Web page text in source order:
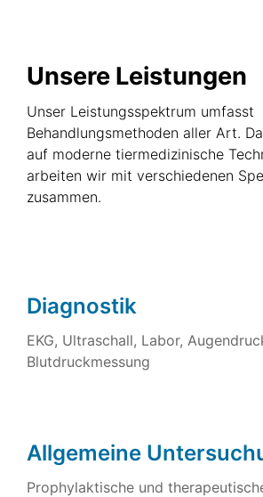
Unsere Leistungen
Unser Leistungsspektrum umfasst
Behandlungsmethoden aller Art.
auf moderne tiermedizinische
arbeiten wir mit verschiedenen
zusammen.
Diagnostik
EKG, Ultraschall, Labor,
Blutdruckmessung
Allgemeine
Prophylaktische und